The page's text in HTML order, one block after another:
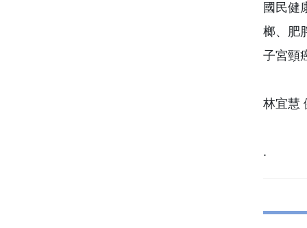
國民健
榔、肥
子宮頸
林宜慧
.